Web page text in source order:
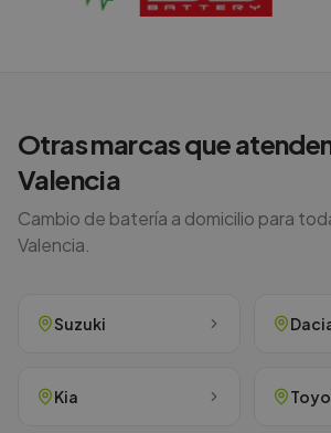
Otras marcas que
Valencia
Cambio de batería a domicilio para
Valencia
Suzuki
Kia